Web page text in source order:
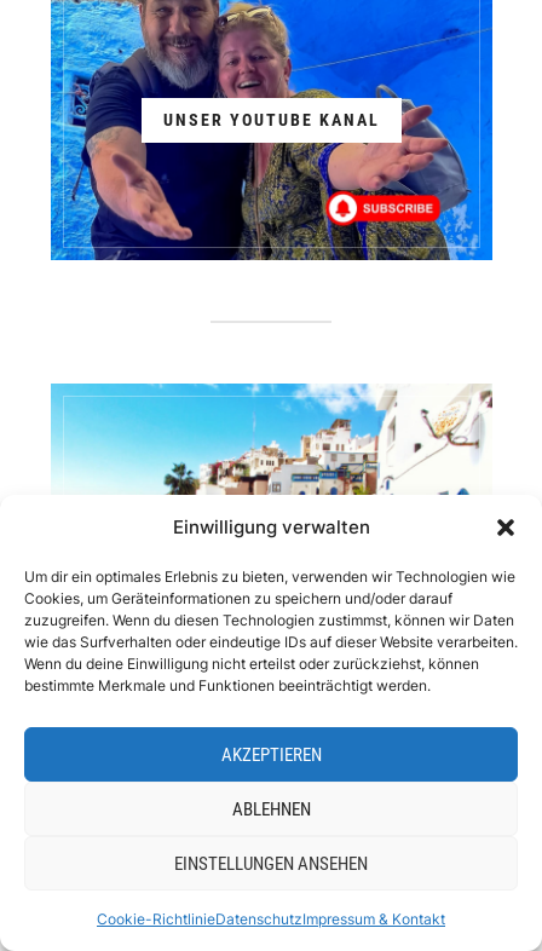
Einwilligung verwalten
Um dir ein optimales Erlebnis zu bieten, verwenden wir Technologien wie
Cookies, um Geräteinformationen zu speichern und/oder darauf
zuzugreifen. Wenn du diesen Technologien zustimmst, können wir Daten
wie das Surfverhalten oder eindeutige IDs auf dieser Website verarbeiten.
Wenn du deine Einwilligung nicht erteilst oder zurückziehst, können
bestimmte Merkmale und Funktionen beeinträchtigt werden.
AKZEPTIEREN
ABLEHNEN
EINSTELLUNGEN ANSEHEN
Cookie-RichtlinieDatenschutzImpressum & Kontakt
UNSER YOUTUBE KANAL
TOP MAROKKO SEHENSWÜRDIGKEITEN
REISEHOROSKOP 2026